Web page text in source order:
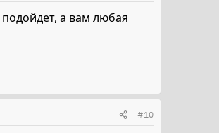
а вам любая
#10